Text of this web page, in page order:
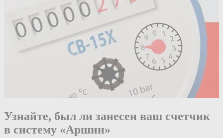
Узнайте, был ли занесен ваш счетчик
в систему «Аршин»